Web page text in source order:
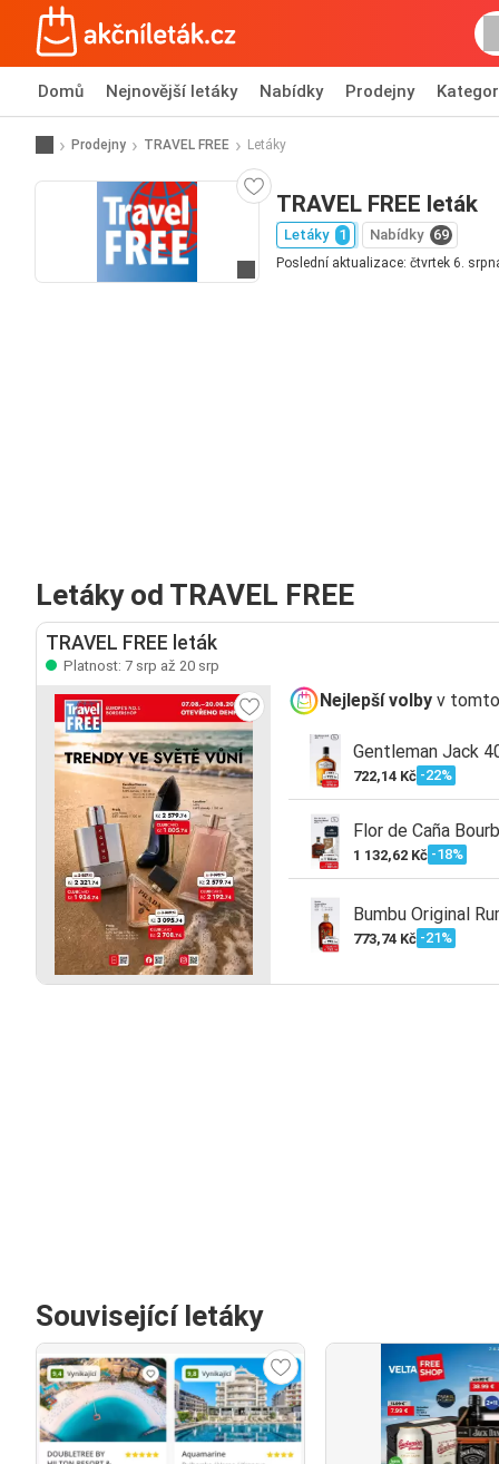
Domů Nejnovější letáky Nabídky Prodejny
Prodejny TRAVEL FREE Letáky
Přejít na webové stránky
TRAVEL FREE leták
Letáky 1 Nabídky 69
Poslední aktualizace: čtvrtek 6.
Letáky od TRAVEL FREE
TRAVEL FREE leták
Platnost: 7 srp až 20 srp
Nejlepší volby v
Gentleman Jack
722,14 Kč -22%
Flor de Caña
1 132,62 Kč -18%
Bumbu Original
773,74 Kč -21%
Související letáky